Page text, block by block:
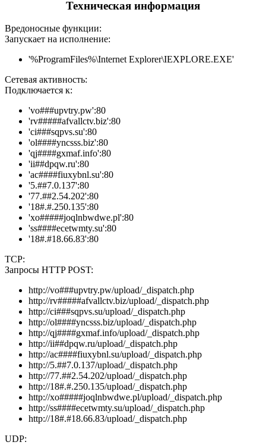
Техническая информация
Вредоносные функции:
Запускает на исполнение:
'%ProgramFiles%\Internet Explorer\IEXPLORE.EXE'
Сетевая активность:
Подключается к:
'vo###upvtry.pw':80
'rv#####afvallctv.biz':80
'ci###sqpvs.su':80
'ol####yncsss.biz':80
'qj####gxmaf.info':80
'ii##dpqw.ru':80
'ac####fiuxybnl.su':80
'5.##7.0.137':80
'77.##2.54.202':80
'18#.#.250.135':80
'xo#####joqlnbwdwe.pl':80
'ss####ecetwmty.su':80
'18#.#18.66.83':80
TCP:
Запросы HTTP POST:
http://vo###upvtry.pw/upload/_dispatch.php
http://rv#####afvallctv.biz/upload/_dispatch.php
http://ci###sqpvs.su/upload/_dispatch.php
http://ol####yncsss.biz/upload/_dispatch.php
http://qj####gxmaf.info/upload/_dispatch.php
http://ii##dpqw.ru/upload/_dispatch.php
http://ac####fiuxybnl.su/upload/_dispatch.php
http://5.##7.0.137/upload/_dispatch.php
http://77.##2.54.202/upload/_dispatch.php
http://18#.#.250.135/upload/_dispatch.php
http://xo#####joqlnbwdwe.pl/upload/_dispatch.php
http://ss####ecetwmty.su/upload/_dispatch.php
http://18#.#18.66.83/upload/_dispatch.php
UDP: